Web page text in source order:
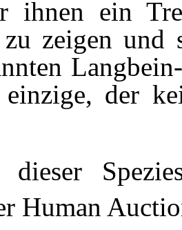
ihnen ein
zeigen und
der
dieser
Human